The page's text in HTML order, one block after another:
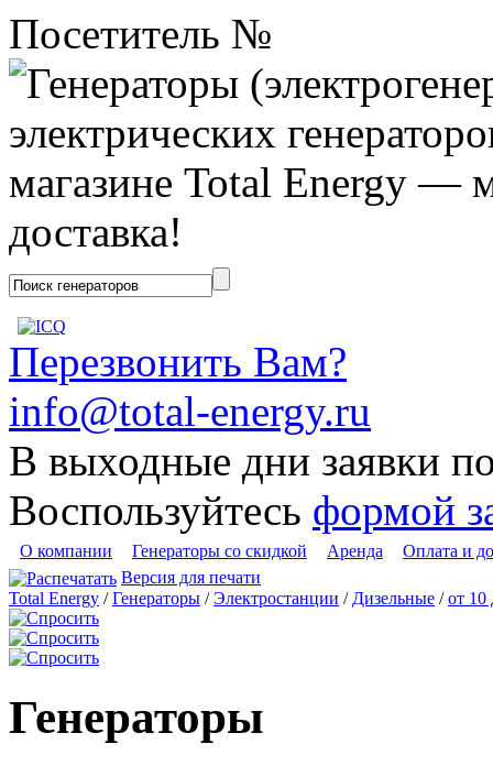
Посетитель №
Перезвонить Вам?
info@total-energy.ru
В выходные дни заявки
Воспользуйтесь формой
О компании Генераторы со скидкой Аренда
Оплата и
Версия для печати
Total Energy /Генераторы /Электростанции / Дизельные /от 10
Генераторы